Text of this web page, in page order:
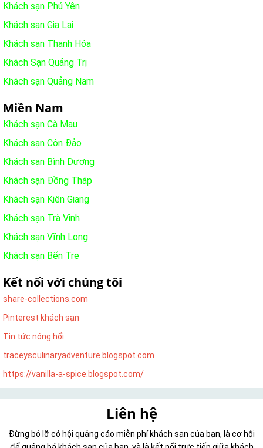
Khách sạn Phú Yên
Khách sạn Gia Lai
Khách sạn Thanh Hóa
Khách Sạn Quảng Trị
Khách sạn Quảng Nam
Miền Nam
Khách sạn Cà Mau
Khách sạn Côn Đảo
Khách sạn Bình Dương
Khách sạn Đồng Tháp
Khách sạn Kiên Giang
Khách sạn Trà Vinh
Khách sạn Vĩnh Long
Khách sạn Bến Tre
Kết nối với chúng tôi
share-collections.com
Pinterest khách sạn
Tin tức nóng hổi
traceysculinaryadventure.blogspot.com
https://vanilla-a-spice.blogspot.com/
Liên hệ
Đừng bỏ lỡ có hội quảng cáo miễn phí khách sạn của bạn, là cơ hội